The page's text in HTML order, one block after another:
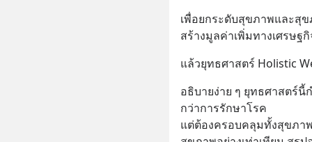
เพื่อยกระดับสุขภาพและสุ
สร้างมูลค่าเพิ่มทางเศรษ
แล้วยุทธศาสตร์ Holistic
อธิบายง่าย ๆ ยุทธศาสตร์
กว่าการรักษาโรค
แต่ต้องครอบคลุมทั้งสุขภา